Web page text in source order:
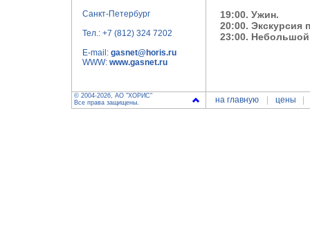
19:00. Ужин.
20:00. Экскурсия
23:00. Небольшой
Санкт-Петербург
Тел.: +7 (812) 324 7202
E-mail: gasnet@horis.ru
WWW: www.gasnet.ru
© 2004-2026, АО "ХОРИС"
Все права защищены.
на главную цены